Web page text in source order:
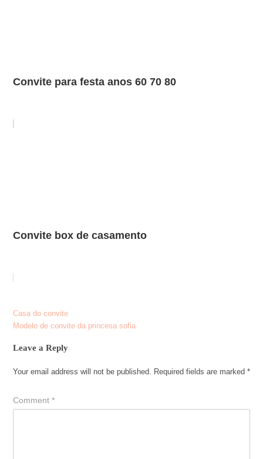
Convite para festa anos 60 70 80
Convite box de casamento
Post
Casa do convite
Modelo de convite da princesa sofia
Leave a Reply
Your email address will not be published. Required fields are marked *
Comment *